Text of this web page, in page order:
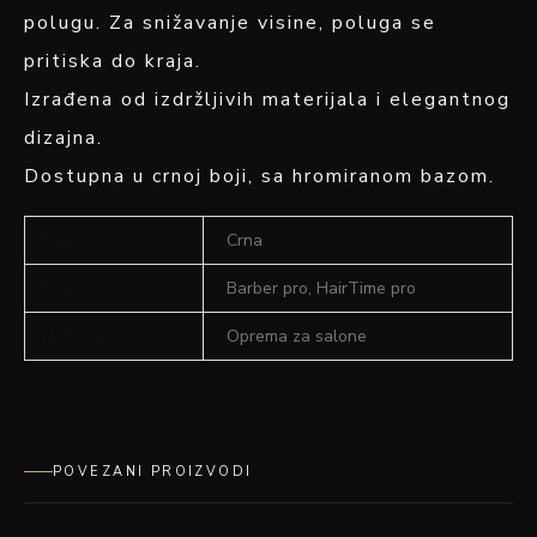
polugu. Za snižavanje visine, poluga se
pritiska do kraja.
Izrađena od izdržljivih materijala i elegantnog
dizajna.
Dostupna u crnoj boji, sa hromiranom bazom.
Crna
Barber pro, HairTime pro
Oprema za salone
POVEZANI PROIZVODI